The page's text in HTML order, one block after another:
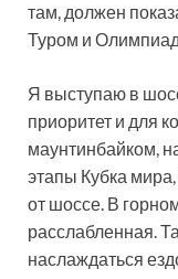
там, должен
Туром и
Я выступаю в
приоритет и для
маунтинбайком,
этапы Кубка
от шоссе. В
расслабленная.
наслаждаться